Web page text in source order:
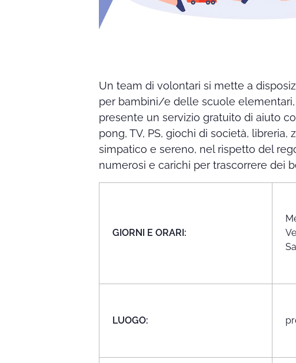
Un team di volontari si mette a
per bambini/e delle scuole
presente un servizio gratuito di aiuto
pong, TV, PS, giochi di società,
simpatico e sereno, nel rispetto del
numerosi e carichi per trascorrere dei
GIORNI E ORARI:
LUOGO: